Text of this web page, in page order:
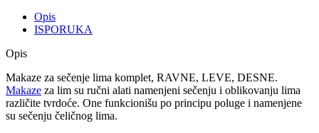
Opis
ISPORUKA
Opis
Makaze za sečenje lima komplet, RAVNE, LEVE, DESNE.
Makaze za lim su ručni alati namenjeni sečenju i oblikovanju lima
različite tvrdoće. One funkcionišu po principu poluge i namenjene
su sečenju čeličnog lima.